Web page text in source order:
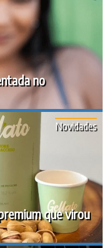
no
que virou
Novidades